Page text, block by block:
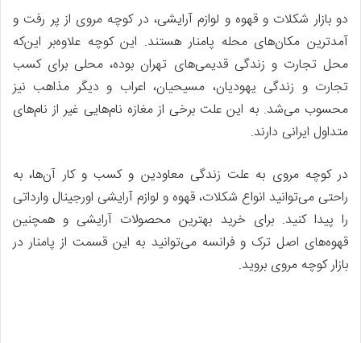
دو بازار شکلات و قهوه و لوازم آرایشی، در کوچه مروی از پر رفت و
آمدترین مکان‌های محله پامنار هستند. این کوچه علاوه‌بر این‌که
محل تجارت و زندگی قدیمی‌های تهران بوده، محلی برای کسب
تجارت و زندگی یهودیان، مسیحیان، اعراب و دیگر مذاهب نیز
محسوب می‌شد. به این علت برخی از مغازه نام‌هایی غیر از نام‌های
متداول ایرانی دارند.
در کوچه مروی به علت زندگی معاودین و کسب و کار آن‌ها، به
راحتی می‌توانید انواع شکلات، قهوه و لوازم آرایشی اورجینال وارداتی
را پیدا کنید. برای خرید بهترین محصولات آرایشی و همچنین
قهوه‌های اصل ترک و فرانسه می‌توانید به این قسمت از پامنار در
بازار کوچه مروی بروید.